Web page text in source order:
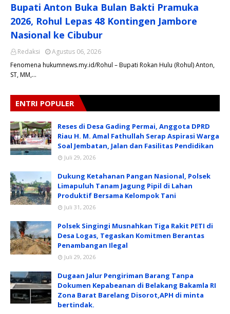
Bupati Anton Buka Bulan Bakti Pramuka
2026, Rohul Lepas 48 Kontingen Jambore
Nasional ke Cibubur
Redaksi
Agustus 06, 2026
​Fenomena hukumnews.my.id/Rohul – Bupati Rokan Hulu (Rohul) Anton,
ST, MM,…
ENTRI POPULER
Reses di Desa Gading Permai, Anggota DPRD
Riau H. M. Amal Fathullah Serap Aspirasi Warga
Soal Jembatan, Jalan dan Fasilitas Pendidikan
Juli 29, 2026
Dukung Ketahanan Pangan Nasional, Polsek
Limapuluh Tanam Jagung Pipil di Lahan
Produktif Bersama Kelompok Tani
Juli 31, 2026
Polsek Singingi Musnahkan Tiga Rakit PETI di
Desa Logas, Tegaskan Komitmen Berantas
Penambangan Ilegal
Juli 29, 2026
Dugaan Jalur Pengiriman Barang Tanpa
Dokumen Kepabeanan di Belakang Bakamla RI
Zona Barat Barelang Disorot,APH di minta
bertindak.